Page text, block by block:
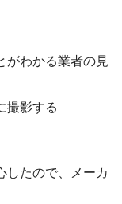
がわかる業者の見
撮影する
したので、メーカ